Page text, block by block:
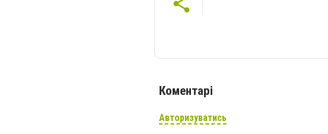
Коментарі
Авторизуватись